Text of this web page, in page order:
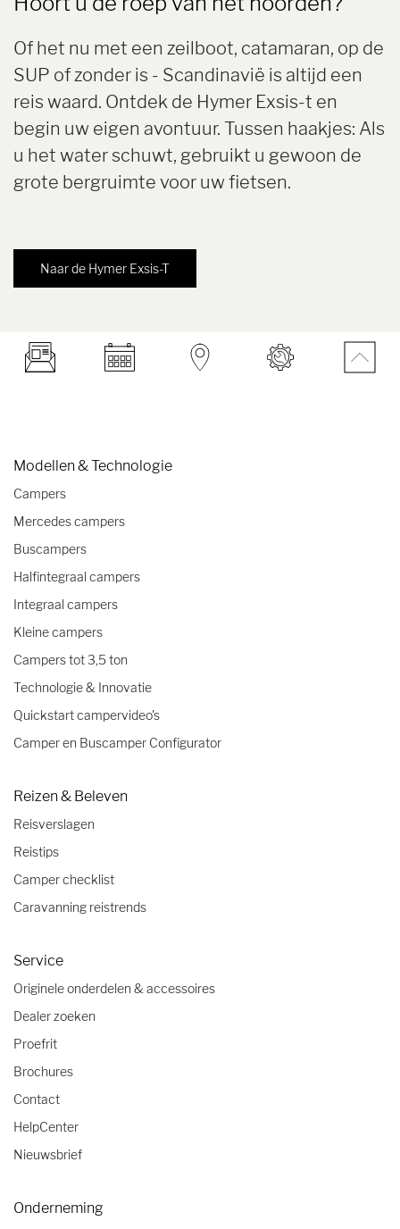
Of het nu met een zeilboot, catamaran, op de
SUP of zonder is - Scandinavië is altijd een
reis waard. Ontdek de Hymer Exsis-t en
begin uw eigen avontuur. Tussen haakjes: Als
u het water schuwt, gebruikt u gewoon de
grote bergruimte voor uw fietsen.
Naar de Hymer Exsis-T
Modellen & Technologie
Campers
Mercedes campers
Buscampers
Halfintegraal campers
Integraal campers
Kleine campers
Campers tot 3,5 ton
Technologie & Innovatie
Quickstart campervideo's
Camper en Buscamper Configurator
Reizen & Beleven
Reisverslagen
Reistips
Camper checklist
Caravanning reistrends
Service
Originele onderdelen & accessoires
Dealer zoeken
Proefrit
Brochures
Contact
HelpCenter
Nieuwsbrief
Onderneming